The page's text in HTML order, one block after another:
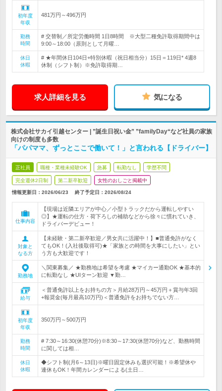
初年度
年収
481万円～496万円
勤務
時間
# 交替制／所定労働時間 1日8時間 ※大型二種免許取得期間中は
9:00～18:00（原則として月曜…
休日
休暇
# ★年間休日104日+特別休暇（祝日相当分）15日＝119日* 4週8
休制（シフト制）※免許取得期…
求人詳細を見る 気になる
株式会社サカイ引越センター | ”誕生日祝い金” ”familyDay“など社員の家族
向けの制度も多数
「パパママ、ずっとここで働いて！」と言われる【ドライバー】
正社員 職種・業種未経験OK 急募 転勤なし 学歴不問
完全週休2日制 第二新卒歓迎 女性のおしごと掲載中
情報更新日：2026/06/23 終了予定日： 2026/08/24
仕事内容
【現場は近隣エリアが中心／小型トラックだから運転しやすい
◎】★運転の仕方・荷下ろしの補助などから徐々に慣れていき、
ドライバーデビュー！
対象と
なる方
【未経験・第二新卒歓迎／男女共に活躍中！】■普通免許がなく
てもOK！(入社後取得可)★「家族との時間を大事にしたい」とい
う方も大歓迎です！
勤務地
＼関東募集／ ★勤務地は希望を考慮 ★マイカー通勤OK ★基本的
に転勤なし ★UIターン歓迎 ▼勤…
給与
＜普通免許以上をお持ちの方＞月給28万円～45万円＋賞与年3回
+報奨金(毎月最高10万円)＜普通免許をお持ちでない方…
初年度
年収
350万円～500万円
勤務
時間
# 7:30～16:30(休憩70分)※8:30～17:30(休憩70分)など、勤務時間
に関しては相…
休日
休暇
◆シフト制(月6～13日)※曜日固定休みも選択可能！※希望休や
連休もOK！年間カレンダーによる(土日…